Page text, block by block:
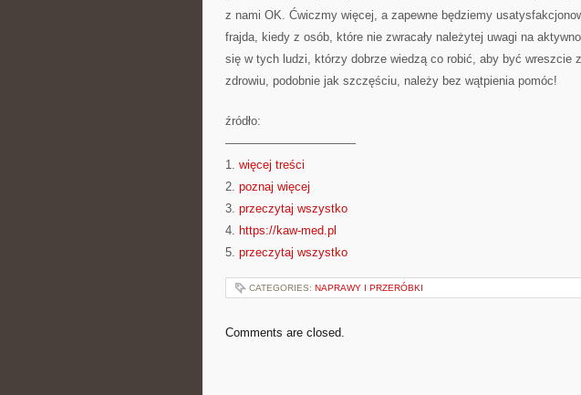
z nami OK. Ćwiczmy więcej, a zapewne będziemy
frajda, kiedy z osób, które nie zwracały należytej uwagi na
się w tych ludzi, którzy dobrze wiedzą co robić, aby być wreszcie
zdrowiu, podobnie jak szczęściu, należy bez wątpienia pomóc!
źródło:
———————————
1. więcej treści
2. poznaj więcej
3. przeczytaj wszystko
4. https://kaw-med.pl
5. przeczytaj wszystko
CATEGORIES: NAPRAWY I PRZERÓBKI
Comments are closed.